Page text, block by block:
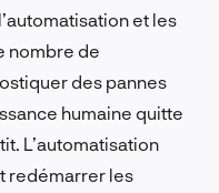
et les
nombre de
des pannes
humaine quitte
L’automatisation
redémarrer les